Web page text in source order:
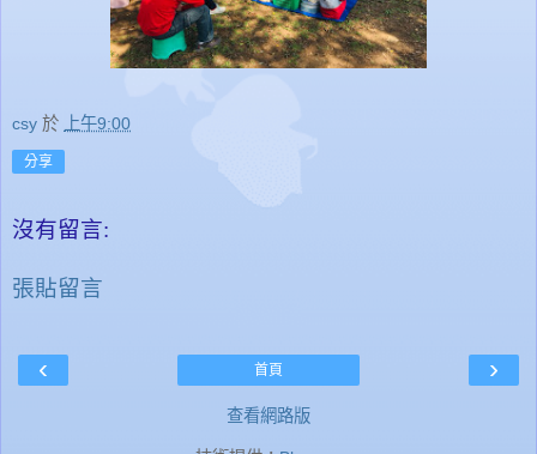
csy 於 上午9:00
分享
沒有留言:
張貼留言
‹ ›
首頁
查看網路版